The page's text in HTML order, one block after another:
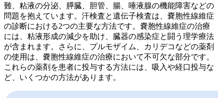
難、粘液の分泌、膵臓、胆管、腸、唾液腺の機能障害などの
問題を抱えています。汗検査と遺伝子検査は、嚢胞性線維症
の診断における2つの主要な方法です。嚢胞性線維症の治療
には、粘液形成の減少を助け、臓器の感染症と闘う理学療法
が含まれます。さらに、プルモザイム、カリデコなどの薬剤
の使用は、嚢胞性線維症の治療において不可欠な部分です。
これらの薬剤を患者に投与する方法には、吸入や経口投与な
ど、いくつかの方法があります。